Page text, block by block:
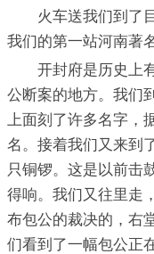
火车送我们到了目
我们的第一站河南著
开封府是历史上有
公断案的地方。我们
上面刻了许多名字，
名。接着我们又来到
只铜锣。这是以前击
得响。我们又往里走
布包公的裁决的，右
们看到了一幅包公正